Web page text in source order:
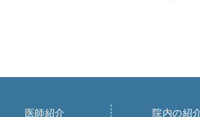
医師紹介 院内の紹